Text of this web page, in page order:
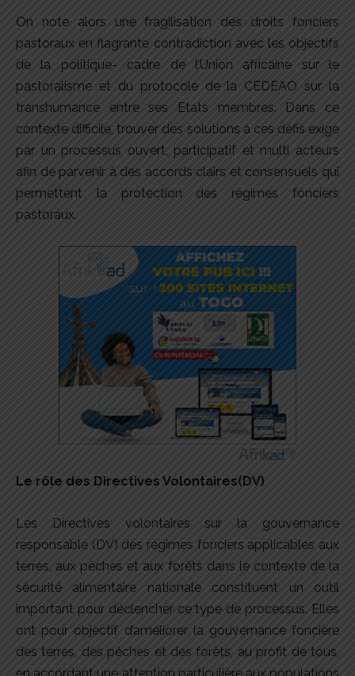
On note alors une fragilisation des droits fonciers
pastoraux en flagrante contradiction avec les objectifs
de la politique- cadre de l’Union africaine sur le
pastoralisme et du protocole de la CEDEAO sur la
transhumance entre ses Etats membres. Dans ce
contexte difficile, trouver des solutions à ces défis exige
par un processus ouvert, participatif et multi acteurs
afin de parvenir à des accords clairs et consensuels qui
permettent la protection des régimes fonciers
pastoraux.
Le rôle des Directives Volontaires(DV)
Les Directives volontaires sur la gouvernance
responsable (DV) des régimes fonciers applicables aux
terres, aux pêches et aux forêts dans le contexte de la
sécurité alimentaire nationale constituent un outil
important pour déclencher ce type de processus. Elles
ont pour objectif d’améliorer la gouvernance foncière
des terres, des pêches et des forêts, au profit de tous,